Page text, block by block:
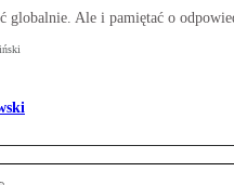
globalnie. Ale i pamiętać o